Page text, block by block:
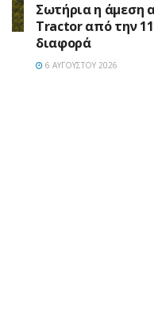
Σωτήρια η άμεση
Tractor από την
διαφορά
6 ΑΥΓΟΎΣΤΟΥ 2026